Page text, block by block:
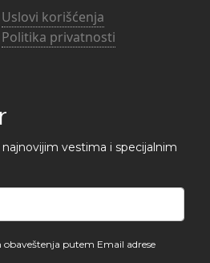
Uslovi korišćenja
Politika privatnosti
vestima i specijalnim
putem Email adrese